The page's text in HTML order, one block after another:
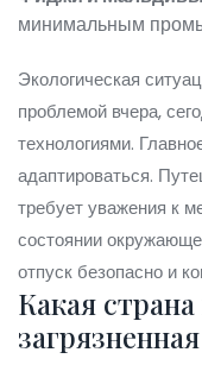
минимальным
Экологическая
проблемой вчера,
технологиями.
адаптироваться.
требует уважения к
состоянии
отпуск безопасно и
Какая